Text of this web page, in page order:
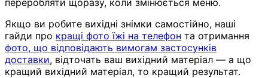
Якщо ви робите вихідні знімки самостійно, наші
гайди про кращі фото їжі на телефон та отримання
фото, що відповідають вимогам застосунків
доставки, відточать ваш вихідний матеріал — а що
кращий вихідний матеріал, то кращий результат.